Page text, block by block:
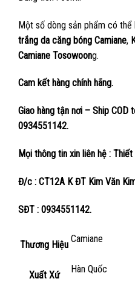
Một số dòng sản phẩm có thể
trắng da căng bóng Camiane,
Camiane Tosowoong.
Cam kết hàng chính hãng.
Giao hàng tận nơi – Ship COD
0934551142.
Mọi thông tin xin liên hệ :
Đ/c : CT12A K ĐT Kim Văn
SĐT : 0934551142.
Thương Hiệu
Camiane
Xuất Xứ
Hàn Quốc